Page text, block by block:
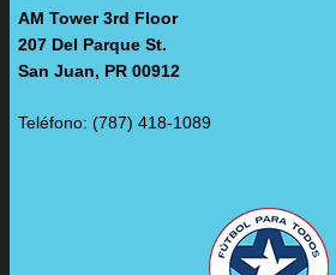
AM Tower 3rd Floor
207 Del Parque St.
San Juan, PR 00912
Teléfono: (787) 418-1089